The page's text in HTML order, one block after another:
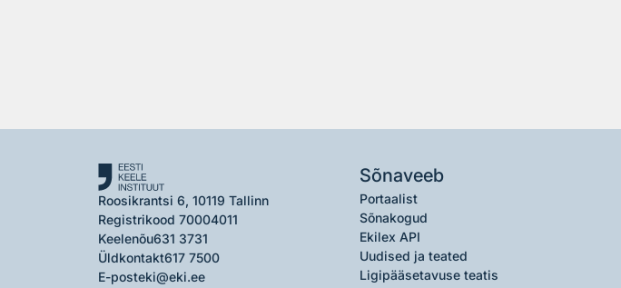
Roosikrantsi 6, 10119 Tallinn
Registrikood 70004011
Keelenõu631 3731
Üldkontakt617 7500
E-posteki@eki.ee
Sõnaveeb
Portaalist
Sõnakogud
Ekilex API
Uudised ja teated
Ligipääsetavuse teatis